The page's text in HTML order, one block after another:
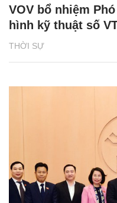
THỜI SỰ
VOV bổ nhiệm
hình kỹ thuật số